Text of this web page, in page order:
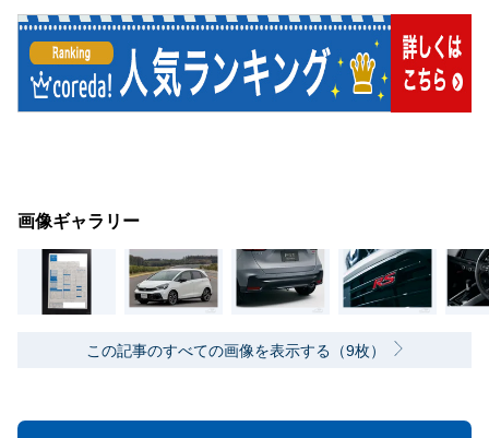
画像ギャラリー
この記事のすべての画像を表示する（9枚）